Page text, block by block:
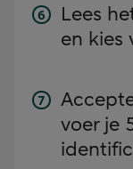
Lees
en kies
voer je